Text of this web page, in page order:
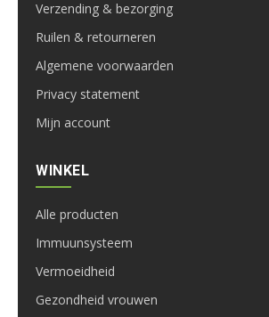
Verzending & bezorging
Ruilen & retourneren
Algemene voorwaarden
Privacy statement
Mijn account
WINKEL
Alle producten
Immuunsysteem
Vermoeidheid
Gezondheid vrouwen